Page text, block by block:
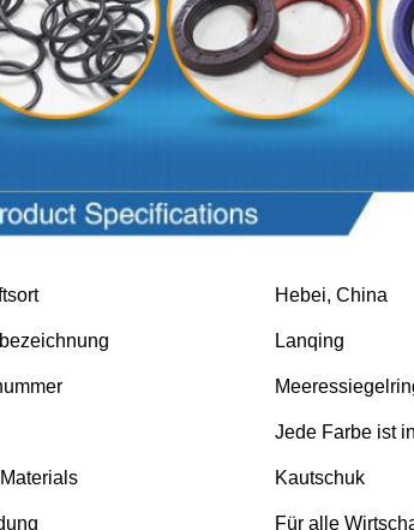
Hebei, China
Lanqing
Jede Farbe ist
Kautschuk
Für alle